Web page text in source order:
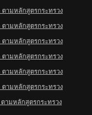
ามหลักสูตรกระทรวง
ามหลักสูตรกระทรวง
ามหลักสูตรกระทรวง
ามหลักสูตรกระทรวง
ามหลักสูตรกระทรวง
ามหลักสูตรกระทรวง
ามหลักสูตรกระทรวง